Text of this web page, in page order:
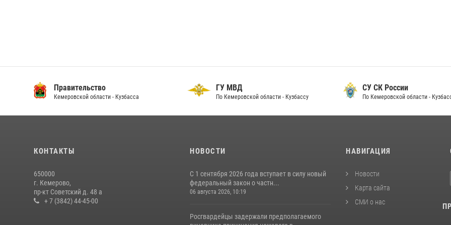
Правительство
Кемеровской области - Кузбасса
ГУ МВД
По Кемеровской области - Кузбассу
СУ СК России
По Кемеровской области -
КОНТАКТЫ
650000
г. Кемерово,
пр-кт Советский д. 48 а
+ 7 (3842) 44-45-00
НОВОСТИ
С 1 сентября 2026 года вступает в силу новый
федеральный закон о частн...
06 августа 2026, 10:19
Росгвардейцы задержали предполагаемого
НАВИГАЦИЯ
Новости
Карта сайта
СМИ о нас